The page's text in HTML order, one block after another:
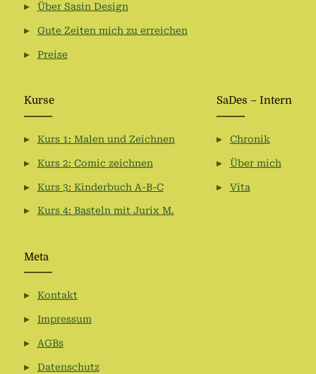
Über Sasin Design
Gute Zeiten mich zu erreichen
Preise
Kurse
Kurs 1: Malen und Zeichnen
Kurs 2: Comic zeichnen
Kurs 3: Kinderbuch A-B-C
Kurs 4: Basteln mit Jurix M.
SaDes – Intern
Chronik
Über mich
Vita
Meta
Kontakt
Impressum
AGBs
Datenschutz